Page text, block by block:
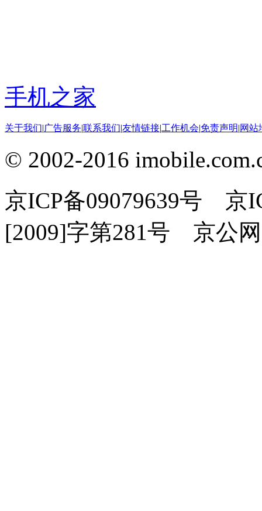
手机之家
关于我们|广告服务|联系我们|友情链接|工作机会|免责声明|网站
© 2002-2016
京ICP备09079639号 京
[2009]字第281号 京公网